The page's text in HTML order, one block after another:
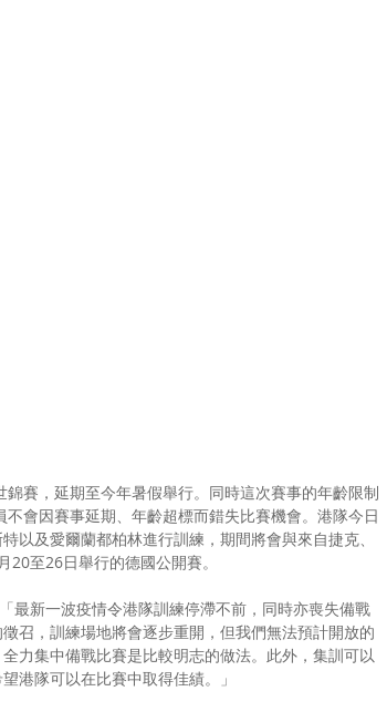
賽，延期至今年暑假舉行。同時這次賽事的年齡限制
會因賽事延期、年齡超標而錯失比賽機會。港隊今日
以及愛爾蘭都柏林進行訓練，期間將會與來自捷克、
至26日舉行的德國公開賽。
新一波疫情令港隊訓練停滯不前，同時亦喪失備戰
召，訓練場地將會逐步重開，但我們無法預計開放的
力集中備戰比賽是比較明志的做法。此外，集訓可以
港隊可以在比賽中取得佳績。」